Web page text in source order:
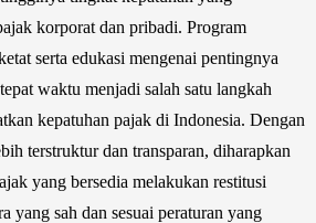
korporat dan pribadi. Program
serta edukasi mengenai pentingnya
waktu menjadi salah satu langkah
kepatuhan pajak di Indonesia. Dengan
terstruktur dan transparan, diharapkan
yang bersedia melakukan restitusi
yang sah dan sesuai peraturan yang